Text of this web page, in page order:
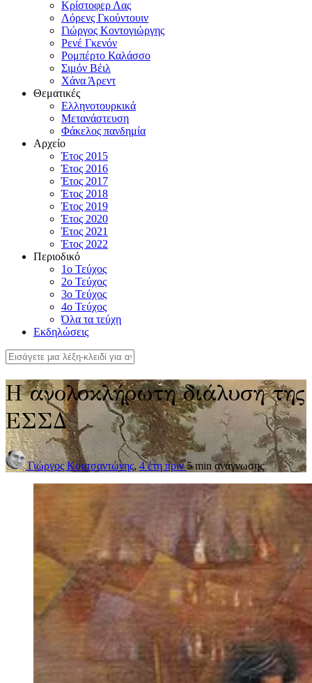
Κρίστοφερ Λας
Λόρενς Γκούντουιν
Γιώργος Κοντογιώργης
Ρενέ Γκενόν
Ρομπέρτο Καλάσσο
Σιμόν Βέιλ
Χάνα Άρεντ
Θεματικές
Ελληνοτουρκικά
Μετανάστευση
Φάκελος πανδημία
Αρχείο
Έτος 2015
Έτος 2016
Έτος 2017
Έτος 2018
Έτος 2019
Έτος 2020
Έτος 2021
Έτος 2022
Περιοδικό
1ο Τεύχος
2ο Τεύχος
3ο Τεύχος
4o Τεύχος
Όλα τα τεύχη
Εκδηλώσεις
Η ανολοκλήρωτη διάλυση της
ΕΣΣΔ
Γιώργος Κουτσαντώνης, 4 έτη πριν5 minανάγνωσης